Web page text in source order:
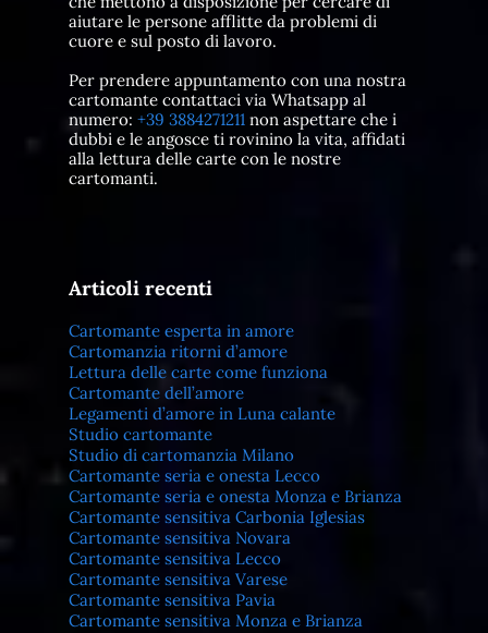
aiutare le persone afflitte da problemi di
cuore e sul posto di lavoro.
Per prendere appuntamento con una nostra
cartomante contattaci via Whatsapp al
numero: +39 3884271211non aspettare che i
dubbi e le angosce ti rovinino la vita, affidati
alla lettura delle carte con le nostre
cartomanti.
Articoli recenti
Cartomante esperta in amore
Cartomanzia ritorni d’amore
Lettura delle carte come funziona
Cartomante dell’amore
Legamenti d’amore in Luna calante
Studio cartomante
Studio di cartomanzia Milano
Cartomante seria e onesta Lecco
Cartomante seria e onesta Monza e Brianza
Cartomante sensitiva Carbonia Iglesias
Cartomante sensitiva Novara
Cartomante sensitiva Lecco
Cartomante sensitiva Varese
Cartomante sensitiva Pavia
Cartomante sensitiva Monza e Brianza